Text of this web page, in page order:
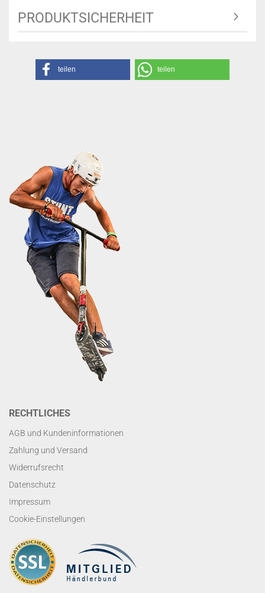
PRODUKTSICHERHEIT
teilen teilen
RECHTLICHES
AGB und Kundeninformationen
Zahlung und Versand
Widerrufsrecht
Datenschutz
Impressum
Cookie-Einstellungen